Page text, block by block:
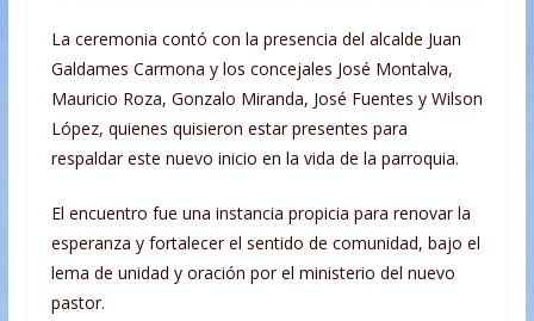
La ceremonia contó con la presencia del alcalde Juan
Galdames Carmona y los concejales José Montalva,
Mauricio Roza, Gonzalo Miranda, José Fuentes y Wilson
López, quienes quisieron estar presentes para
respaldar este nuevo inicio en la vida de la parroquia.
El encuentro fue una instancia propicia para renovar la
esperanza y fortalecer el sentido de comunidad, bajo el
lema de unidad y oración por el ministerio del nuevo
pastor.